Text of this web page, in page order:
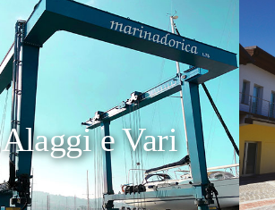
Alaggi e Vari